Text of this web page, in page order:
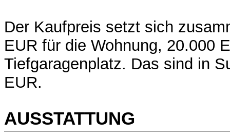
Der Kaufpreis setzt sich
EUR für die Wohnung, 20.000
Tiefgaragenplatz. Das sind in
EUR.
AUSSTATTUNG